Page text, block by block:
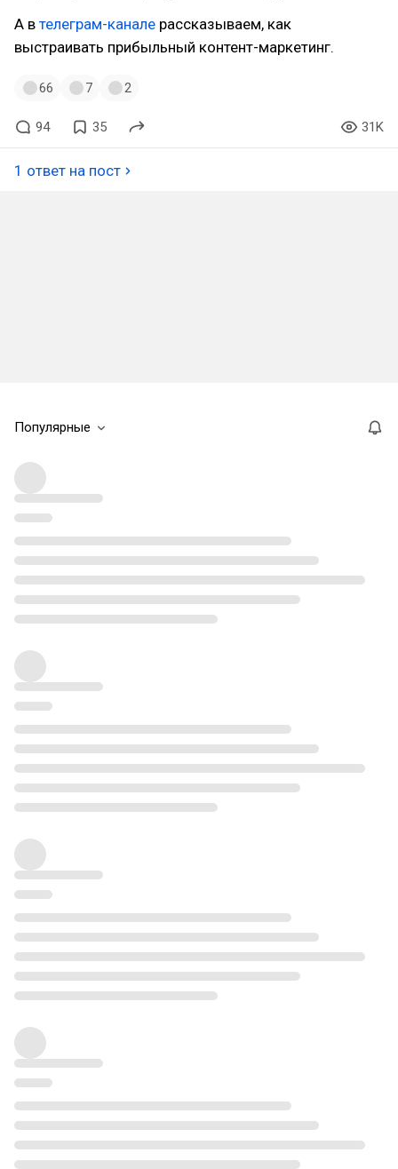
А в телеграм-канале рассказываем, как
выстраивать прибыльный контент-маркетинг.
66 7 2
94 35 31K
1 ответ на пост
Популярные